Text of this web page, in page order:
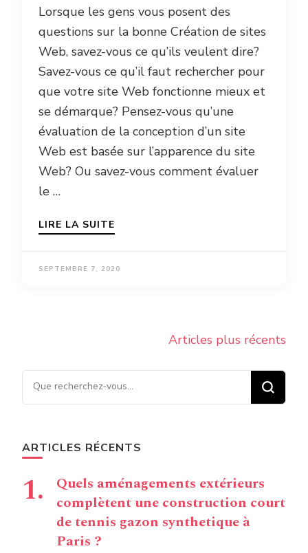
Lorsque les gens vous posent des
questions sur la bonne Création de sites
Web, savez-vous ce qu’ils veulent dire?
Savez-vous ce qu’il faut rechercher pour
que votre site Web fonctionne mieux et
se démarque? Pensez-vous qu’une
évaluation de la conception d’un site
Web est basée sur l’apparence du site
Web? Ou savez-vous comment évaluer
le …
LIRE LA SUITE
SEPTEMBRE 7, 2020
articles
Articles plus récents
Vous recherchiez quelque
chose ?
ARTICLES RÉCENTS
Quels aménagements extérieurs
complètent une construction court
de tennis gazon synthetique à
Paris ?